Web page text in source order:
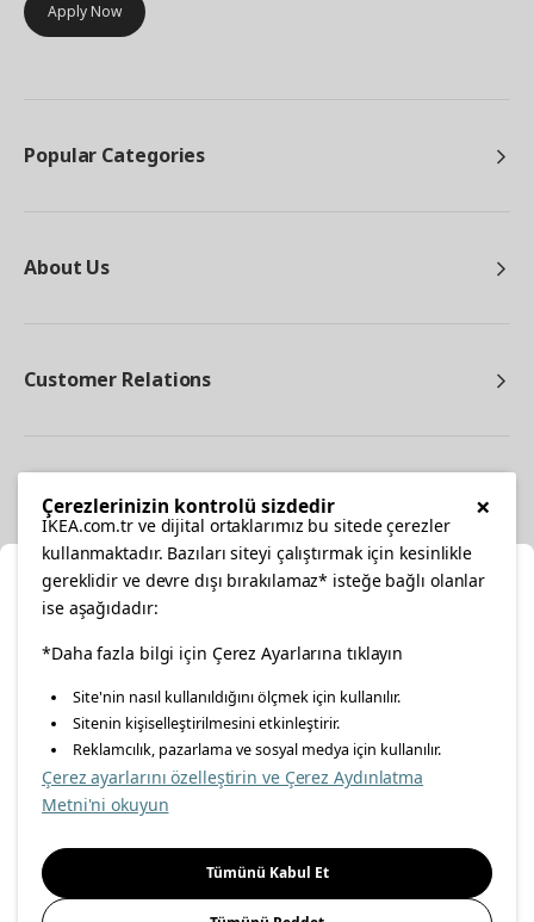
Apply Now
Popular Categories
About Us
Customer Relations
facebooktwitterinstagrampinterestyoutube
linkedin
Energy Policy Information Security Policy
Food Safety Policy
Important Notice Privacy Agreement Personal Data Protection
Select Location
Please select to see the content specific to your delivery
location for your orders from Online Store.
Select a city first
Please select
×
Çerezlerinizin kontrolü sizdedir
IKEA.com.tr ve dijital ortaklarımız bu sitede çerezler
kullanmaktadır. Bazıları siteyi çalıştırmak için kesinlikle
gereklidir ve devre dışı bırakılamaz* isteğe bağlı olanlar
ise aşağıdadır:
*Daha fazla bilgi için Çerez Ayarlarına tıklayın
Site'nin nasıl kullanıldığını ölçmek için kullanılır.
Sitenin kişiselleştirilmesini etkinleştirir.
Reklamcılık, pazarlama ve sosyal medya için kullanılır.
Çerez ayarlarını özelleştirin ve Çerez Aydınlatma
Metni'ni okuyun
Tümünü Kabul Et